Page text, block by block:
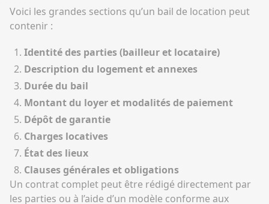
Voici les grandes sections qu’un bail de location peut
contenir :
Identité des parties (bailleur et locataire)
Description du logement et annexes
Durée du bail
Montant du loyer et modalités de paiement
Dépôt de garantie
Charges locatives
État des lieux
Clauses générales et obligations
Un contrat complet peut être rédigé directement par
les parties ou à l’aide d’un modèle conforme aux